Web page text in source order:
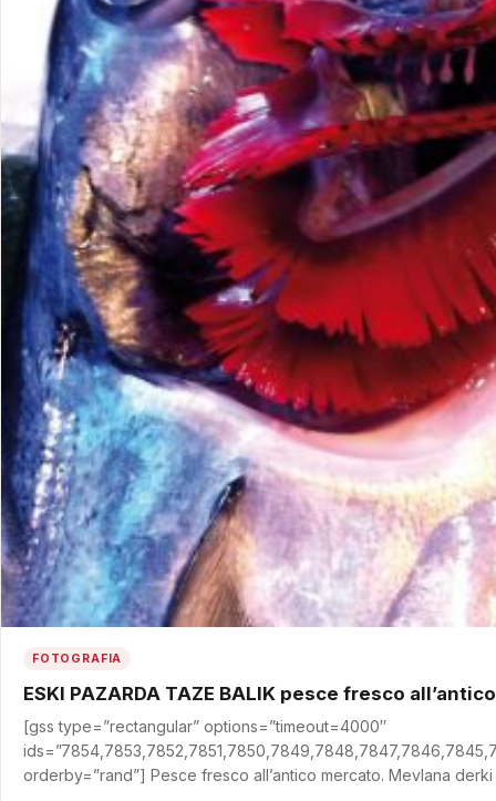
FOTOGRAFIA
ESKI PAZARDA TAZE BALIK pesce fresco
[gss type=”rectangular” options=”timeout=4000″
orderby=”rand”] Pesce fresco all’antico mercato. Mevlana derki